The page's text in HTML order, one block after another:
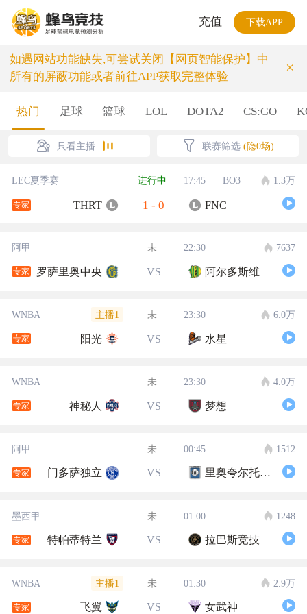
充值 下载APP
如遇网站功能缺失,可尝试关闭【网页智能保护】中
所有的屏蔽功能或者前往APP获取完整体验
×
热门 足球 篮球 LOL DOTA2 CS:GO
只看主播 联赛筛选 (隐0场)
LEC夏季赛 进行中 17:45 BO3 1.3万
专家 THRT 1 - 0 FNC
阿甲 未 22:30 7637
专家 罗萨里奥中央 VS 阿尔多斯维
WNBA 主播1 未 23:30 6.0万
专家 阳光 VS 水星
WNBA 未 23:30 4.0万
专家 神秘人 VS 梦想
阿甲 未 00:45 1512
专家 门多萨独立 VS 里奥夸尔托学生队
墨西甲 未 01:00 1248
专家 特帕蒂特兰 VS 拉巴斯竞技
WNBA 主播1 未 01:30 2.9万
专家 飞翼 VS 女武神